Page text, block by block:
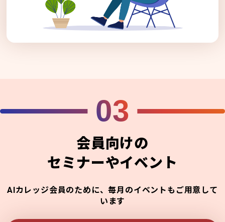
03
会員向けの
セミナーやイベント
AIカレッジ会員のために、毎月のイベントもご用意して
います